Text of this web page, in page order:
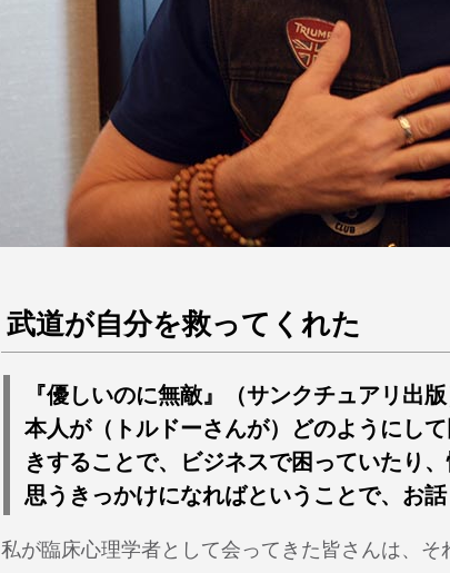
武道が自分を救ってくれた
『優しいのに無敵』（サンクチュアリ出
本人が（トルドーさんが）どのようにし
きすることで、ビジネスで困っていたり
思うきっかけになればということで、お話
私が臨床心理学者として会ってきた皆さんは、